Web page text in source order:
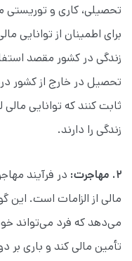
تحصیلی، کاری و توریستی
برای اطمینان از توانایی
زندگی در کشور مقصد
تحصیل در خارج از کشور
ثابت کنند که توانایی
زندگی را دارند.
۲. مهاجرت:
در فرآیند
مالی از الزامات است.
می‌دهد که فرد می‌تواند
تأمین مالی کند و باری